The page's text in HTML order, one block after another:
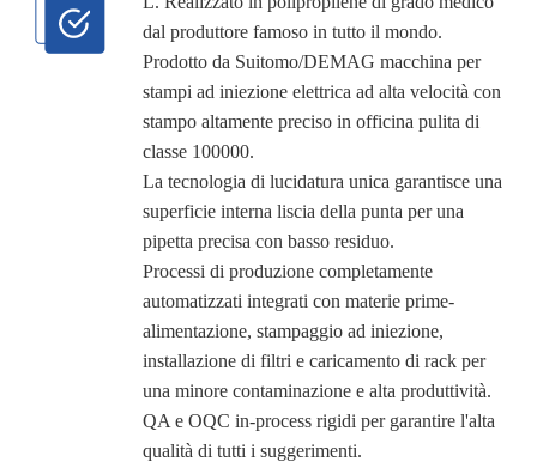
dal produttore famoso in tutto il mondo.
Prodotto da Suitomo/DEMAG macchina per
stampi ad iniezione elettrica ad alta velocità con
stampo altamente preciso in officina pulita di
classe 100000.
La tecnologia di lucidatura unica garantisce una
superficie interna liscia della punta per una
pipetta precisa con basso residuo.
Processi di produzione completamente
automatizzati integrati con materie prime-
alimentazione, stampaggio ad iniezione,
installazione di filtri e caricamento di rack per
una minore contaminazione e alta produttività.
QA e OQC in-process rigidi per garantire l'alta
qualità di tutti i suggerimenti.